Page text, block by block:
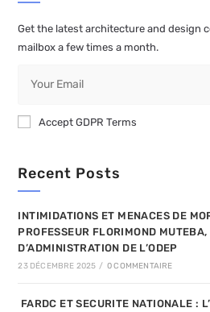
Get the latest architecture and design
mailbox a few times a month.
Accept GDPR Terms
Recent Posts
INTIMIDATIONS ET MENACES DE
PROFESSEUR FLORIMOND
D’ADMINISTRATION DE L’ODEP
23 DÉCEMBRE 2025 / 0 COMMENTAIRE
FARDC ET SECURITE NATIONALE :